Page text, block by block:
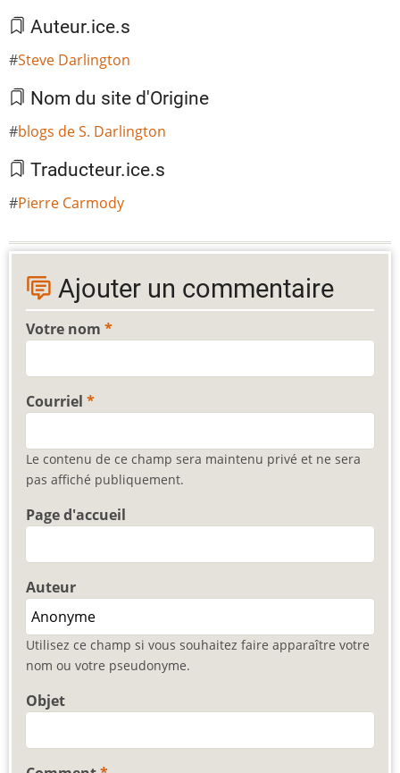
Auteur.ice.s
Steve Darlington
Nom du site d'Origine
blogs de S. Darlington
Traducteur.ice.s
Pierre Carmody
Ajouter un commentaire
Votre nom
Courriel
Le contenu de ce champ sera maintenu privé et ne sera
pas affiché publiquement.
Page d'accueil
Auteur
Utilisez ce champ si vous souhaitez faire apparaître votre
nom ou votre pseudonyme.
Objet